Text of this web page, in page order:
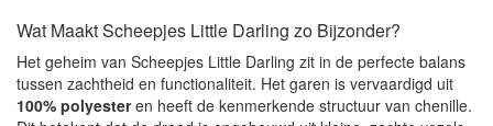
Wat Maakt Scheepjes Little Darling zo Bijzonder?
Het geheim van Scheepjes Little Darling zit in de perfecte balans
tussen zachtheid en functionaliteit. Het garen is vervaardigd uit
100% polyesteren heeft de kenmerkende structuur van chenille.